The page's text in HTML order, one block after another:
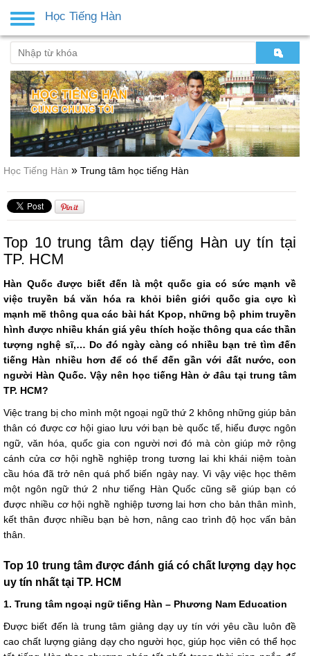
Học Tiếng Hàn » Trung tâm học tiếng Hàn
Top 10 trung tâm dạy tiếng Hàn uy tín tại
TP. HCM
Hàn Quốc được biết đến là một quốc gia có sức mạnh về
việc truyền bá văn hóa ra khỏi biên giới quốc gia cực kì
mạnh mẽ thông qua các bài hát Kpop, những bộ phim truyền
hình được nhiều khán giá yêu thích hoặc thông qua các thần
tượng nghệ sĩ,… Do đó ngày càng có nhiều bạn trẻ tìm đến
tiếng Hàn nhiều hơn để có thể đến gần với đất nước, con
người Hàn Quốc. Vậy nên học tiếng Hàn ở đâu tại trung tâm
TP. HCM?
Việc trang bị cho mình một ngoại ngữ thứ 2 không những giúp bản
thân có được cơ hội giao lưu với bạn bè quốc tế, hiểu được ngôn
ngữ, văn hóa, quốc gia con người nơi đó mà còn giúp mở rộng
cánh cửa cơ hội nghề nghiệp trong tương lai khi khái niệm toàn
cầu hóa đã trở nên quá phổ biến ngày nay. Vì vậy việc học thêm
một ngôn ngữ thứ 2 như tiếng Hàn Quốc cũng sẽ giúp bạn có
được nhiều cơ hội nghề nghiệp tương lai hơn cho bản thân mình,
kết thân được nhiều bạn bè hơn, nâng cao trình độ học vấn bản
thân.
Top 10 trung tâm được đánh giá có chất lượng dạy học
uy tín nhất tại TP. HCM
1. Trung tâm ngoại ngữ tiếng Hàn – Phương Nam Education
Được biết đến là trung tâm giảng dạy uy tín với yêu cầu luôn đề
cao chất lượng giảng dạy cho người học, giúp học viên có thể học
Toggle
navigation
Học Tiếng Hàn